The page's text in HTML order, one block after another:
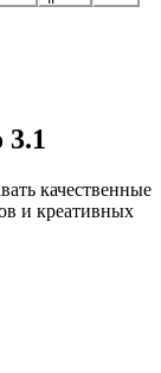
качественные
и креативных